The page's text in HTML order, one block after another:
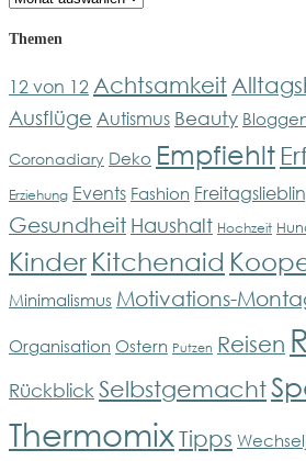
Themen
12 von 12 Achtsamkeit
Ausflüge Autismus Beauty
Coronadiary Deko Empfiehlt
Erziehung Events Fashion
Gesundheit Haushalt Hochzeit
Kinder Kitchenaid
Minimalismus Motivations-
Organisation Ostern Putzen Reisen
Rückblick Selbstgemacht
Thermomix Tipps